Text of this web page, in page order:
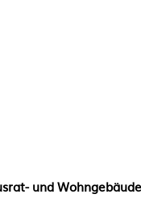
und